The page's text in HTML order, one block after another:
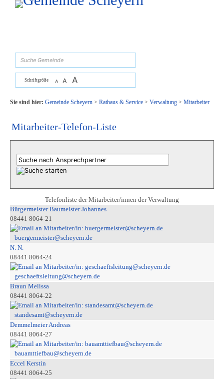
Zum Inhalt, zur Navigationoder zur Startseite springen.
Schriftgröße A A A
Sie sind hier: Gemeinde Scheyern> Rathaus & Service> Verwaltung> Mitarbeiter
Mitarbeiter-Telefon-Liste
Telefonliste der Mitarbeiter/innen der Verwaltung
Bürgermeister Baumeister Johannes
08441 8064-21
buergermeister@scheyern.de
N. N.
08441 8064-24
geschaeftsleitung@scheyern.de
Braun Melissa
08441 8064-22
standesamt@scheyern.de
Demmelmeier Andreas
08441 8064-27
bauamttiefbau@scheyern.de
Eccel Kerstin
08441 8064-25